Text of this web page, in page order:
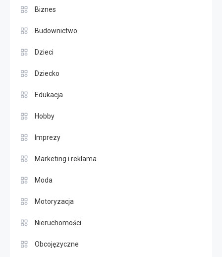
Biznes
Budownictwo
Dzieci
Dziecko
Edukacja
Hobby
Imprezy
Marketing i reklama
Moda
Motoryzacja
Nieruchomości
Obcojęzyczne